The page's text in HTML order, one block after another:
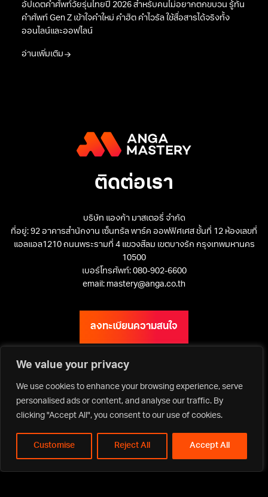
We value your privacy
We use cookies to enhance your browsing experience, serve
personalised ads or content, and analyse our traffic. By
clicking "Accept All", you consent to our use of cookies.
Customise Reject All Accept All
อัปเดตคำศัพท์วัยรุ่นไทยปี 2026 สำหรับคนไม่อยากตกขบวน รู้ทัน
คำศัพท์ Gen Z เข้าใจคำใหม่ คำฮิต คำไวรัล ใช้สื่อสารได้จริงทั้ง
ออนไลน์และออฟไลน์
อ่านเพิ่มเติม
ติดต่อเรา
บริษัท แองก้า มาสเตอรี่ จำกัด
ที่อยู่: 92 อาคารสำนักงาน เซ็นทรัล พาร์ค ออฟฟิศเศส ชั้นที่ 12 ห้องเลขที่
แอลแอล1210 ถนนพระรามที่ 4 แขวงสีลม เขตบางรัก กรุงเทพมหานคร
10500
เบอร์โทรศัพท์: 080-902-6600
email: mastery@anga.co.th
ลงทะเบียนความสนใจ